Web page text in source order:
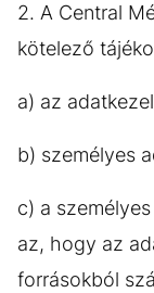
2. A Central
kötelező
a) az
b) személyes
c) a
az, hogy az
forrásokból